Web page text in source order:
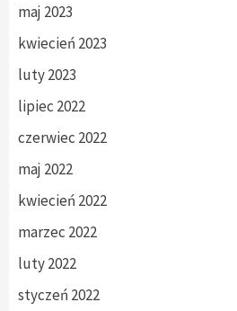
maj 2023
kwiecień 2023
luty 2023
lipiec 2022
czerwiec 2022
maj 2022
kwiecień 2022
marzec 2022
luty 2022
styczeń 2022